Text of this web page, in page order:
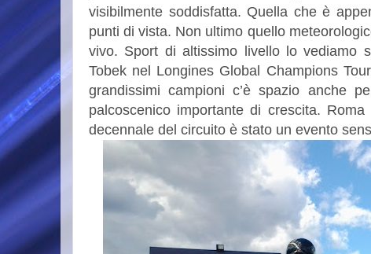
visibilmente soddisfatta. Quella che è
punti di vista. Non ultimo quello
vivo. Sport di altissimo livello lo vediamo
Tobek nel Longines Global Champions
grandissimi campioni c’è spazio anche
palcoscenico importante di crescita.
decennale del circuito è stato un evento